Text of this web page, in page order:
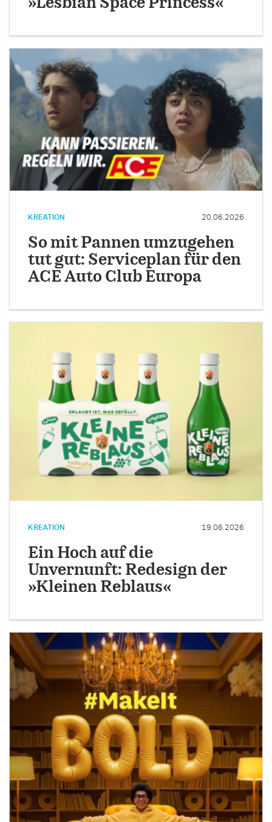
»Lesbian Space Princess«
KREATION 20.06.2026
So mit Pannen umzugehen
tut gut: Serviceplan für den
ACE Auto Club Europa
KREATION 19.06.2026
Ein Hoch auf die
Unvernunft: Redesign der
»Kleinen Reblaus«